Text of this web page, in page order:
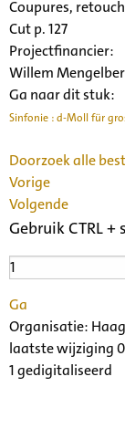
Coupures,
Cut p. 127
Projectfinancier:
Willem
Ga naar dit stuk:
Sinfonie : d-Moll für
Doorzoek alle
Vorige
Volgende
Gebruik CTRL
Ga
Organisatie:
laatste wijziging
1 gedigitaliseerd